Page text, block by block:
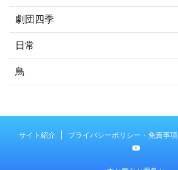
劇団四季
日常
鳥
サイト紹介 プライバシーポリシー・免責事項